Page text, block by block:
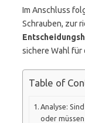
Im Anschluss
Schrauben, zur
sichere Wahl für
Table of
Analyse:
oder